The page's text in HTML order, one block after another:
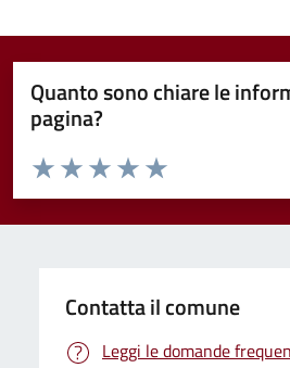
Quanto sono chiare le
pagina?
Valuta da 1 a 5 stelle la pagina
Valuta 5 stelle su 5
Valuta 4 stelle su 5
Valuta 3 stelle su 5
Valuta 2 stelle su 5
Valuta 1 stelle su 5
Contatta il comune
Leggi le domande